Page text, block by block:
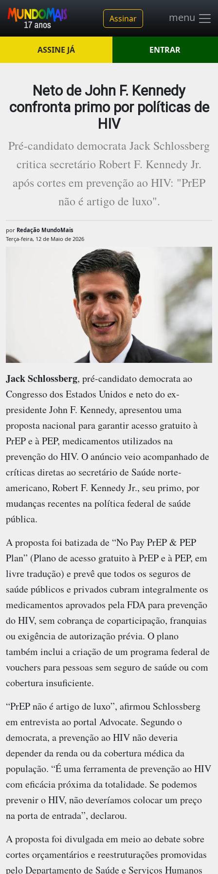
Assinar menu
ASSINE JÁ ENTRAR
Neto de John F. Kennedy
confronta primo por políticas de
HIV
Pré-candidato democrata Jack Schlossberg
critica secretário Robert F. Kennedy Jr.
após cortes em prevenção ao HIV: "PrEP
não é artigo de luxo".
por Redação MundoMais
Terça-feira, 12 de Maio de 2026
Jack Schlossberg, pré-candidato democrata ao
Congresso dos Estados Unidos e neto do ex-
presidente John F. Kennedy, apresentou uma
proposta nacional para garantir acesso gratuito à
PrEP e à PEP, medicamentos utilizados na
prevenção do HIV. O anúncio veio acompanhado de
críticas diretas ao secretário de Saúde norte-
americano, Robert F. Kennedy Jr., seu primo, por
mudanças recentes na política federal de saúde
pública.
A proposta foi batizada de “No Pay PrEP & PEP
Plan” (Plano de acesso gratuito à PrEP e à PEP, em
livre tradução) e prevê que todos os seguros de
saúde públicos e privados cubram integralmente os
medicamentos aprovados pela FDA para prevenção
do HIV, sem cobrança de coparticipação, franquias
ou exigência de autorização prévia. O plano
também inclui a criação de um programa federal de
vouchers para pessoas sem seguro de saúde ou com
cobertura insuficiente.
“PrEP não é artigo de luxo”, afirmou Schlossberg
em entrevista ao portal Advocate. Segundo o
democrata, a prevenção ao HIV não deveria
depender da renda ou da cobertura médica da
população. “É uma ferramenta de prevenção ao HIV
com eficácia próxima da totalidade. Se podemos
prevenir o HIV, não deveríamos colocar um preço
na porta de entrada”, declarou.
A proposta foi divulgada em meio ao debate sobre
cortes orçamentários e reestruturações promovidas
pelo Departamento de Saúde e Serviços Humanos